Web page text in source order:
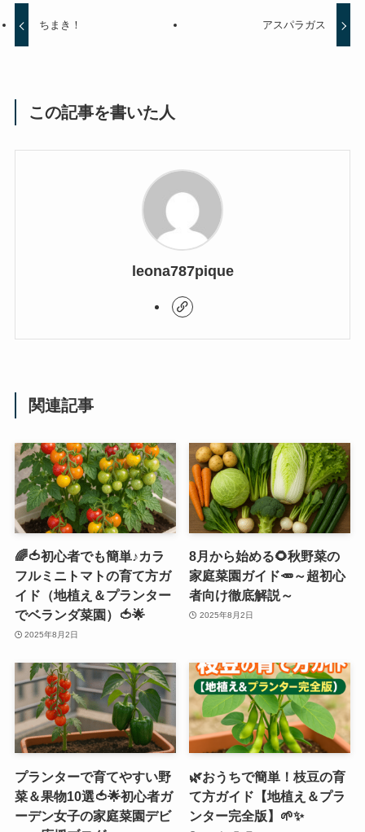
ちまき！ アスパラガス
この記事を書いた人
leona787pique
関連記事
🌈🍅初心者でも簡単♪カラ
フルミニトマトの育て方ガ
イド（地植え＆プランター
でベランダ菜園）🍅🌟
2025年8月2日
8月から始める🌻秋野菜の
家庭菜園ガイド🥕～超初心
者向け徹底解説～
2025年8月2日
プランターで育てやすい野
菜＆果物10選🍅🌟初心者ガ
ーデン女子の家庭菜園デビ
🌿おうちで簡単！枝豆の育
て方ガイド【地植え＆プラ
ンター完全版】🌱✨